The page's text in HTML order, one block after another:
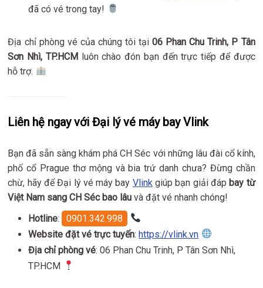
đã có vé trong tay!
Địa chỉ phòng vé của chúng tôi tại06 Phan Chu Trinh, P Tân
Sơn Nhì, TP.HCM luôn chào đón bạn đến trực tiếp để được
hỗ trợ.
Liên hệ ngay với Đại lý vé máy bay Vlink
Bạn đã sẵn sàng khám phá CH Séc với những lâu đài cổ kính,
phố cổ Prague thơ mộng và bia trứ danh chưa? Đừng chần
chừ, hãy để Đại lý vé máy bay Vlinkgiúp bạn giải đáp bay từ
Việt Nam sang CH Séc bao lâu và đặt vé nhanh chóng!
Hotline:
0901.342.998
Website đặt vé trực tuyến:https://vlink.vn
Địa chỉ phòng vé: 06 Phan Chu Trinh, P Tân Sơn Nhì,
TP.HCM